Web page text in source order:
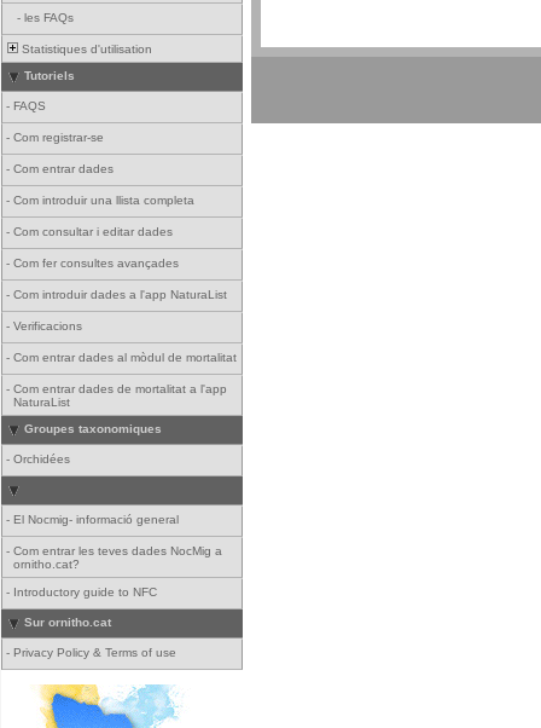
- les FAQs
Statistiques d'utilisation
Tutoriels
- FAQS
- Com registrar-se
- Com entrar dades
- Com introduir una llista completa
- Com consultar i editar dades
- Com fer consultes avançades
- Com introduir dades a l'app NaturaList
- Verificacions
- Com entrar dades al mòdul de mortalitat
- Com entrar dades de mortalitat a l'app
NaturaList
Groupes taxonomiques
- Orchidées
- El Nocmig- informació general
- Com entrar les teves dades NocMig a
ornitho.cat?
- Introductory guide to NFC
Sur ornitho.cat
- Privacy Policy & Terms of use